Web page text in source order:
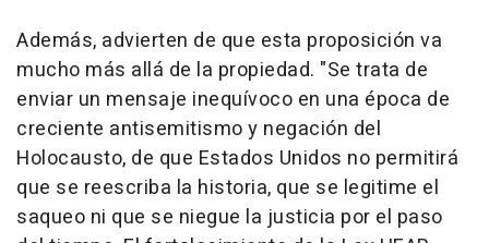
Además, advierten de que esta proposición va
mucho más allá de la propiedad. "Se trata de
enviar un mensaje inequívoco en una época de
creciente antisemitismo y negación del
Holocausto, de que Estados Unidos no permitirá
que se reescriba la historia, que se legitime el
saqueo ni que se niegue la justicia por el paso